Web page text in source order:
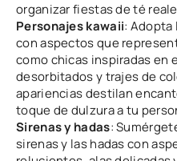
organizar fiestas de té
Personajes kawaii: Adopta
con aspectos que
como chicas inspiradas en
desorbitados y trajes de
apariencias destilan
toque de dulzura a tu
Sirenas y hadas:
sirenas y las hadas con